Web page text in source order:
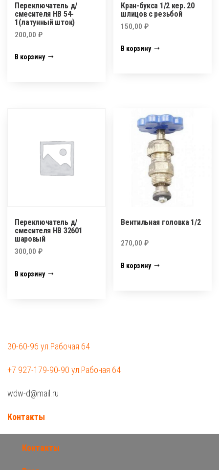
Переключатель д/
смесителя HB 54-
1(латунный шток)
200,00 ₽
В корзину
Кран-букса 1/2 кер. 20
шлицов с резьбой
150,00₽
В корзину
Переключатель д/
смесителя HB 32601
шаровый
300,00 ₽
В корзину
Вентильная головка 1/2
270,00₽
В корзину
30-60-96 ул.Рабочая 64
+7 927-179-90-90 ул.Рабочая 64
wdw-d@mail.ru
Контакты
Контакты